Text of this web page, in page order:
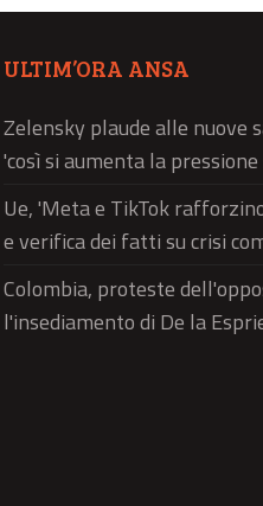
ULTIM’ORA ANSA
Zelensky plaude alle nuove
'così si aumenta la pressione
Ue, 'Meta e TikTok
e verifica dei fatti su crisi
Colombia, proteste
l'insediamento di De la